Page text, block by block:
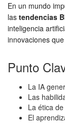
En un mundo
las tendencias
inteligencia
innovaciones
Punto
La IA
Las
La ética
El